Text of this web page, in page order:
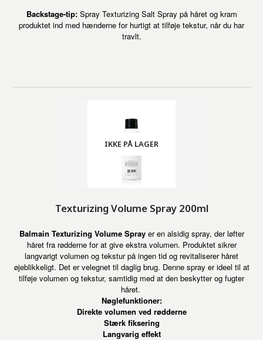
Backstage-tip:Spray Texturizing Salt Spray på håret og kram
produktet ind med hænderne for hurtigt at tilføje tekstur, når du har
travlt.
IKKE PÅ LAGER
Texturizing Volume Spray 200ml
Balmain Texturizing Volume Sprayer en alsidig spray, der løfter
håret fra rødderne for at give ekstra volumen. Produktet sikrer
langvarigt volumen og tekstur på ingen tid og revitaliserer håret
øjeblikkeligt. Det er velegnet til daglig brug. Denne spray er ideel til at
tilføje volumen og tekstur, samtidig med at den beskytter og fugter
håret.
Nøglefunktioner:
Direkte volumen ved rødderne
Stærk fiksering
Langvarig effekt